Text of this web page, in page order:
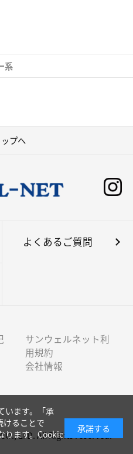
系
プへ
よくあるご質問
サンウェルネット利
用規約
会社情報
LTD. All Rights reserved.
います。「承
けることで
ます。 Cookie
承諾する